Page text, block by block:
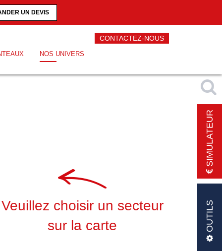
UN DEVIS
CONTACTEZ-NOUS
NOS UNIVERS
Veuillez choisir un secteur
sur la carte
SIMULATEUR
OUTILS